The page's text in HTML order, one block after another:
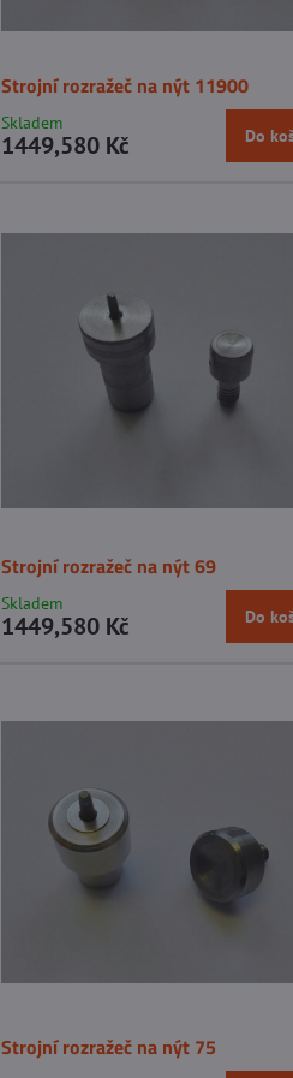
Strojní rozražeč na nýt 11900
Skladem
1449,580 Kč Do
Strojní rozražeč na nýt 69
Skladem
1449,580 Kč Do
Strojní rozražeč na nýt 75